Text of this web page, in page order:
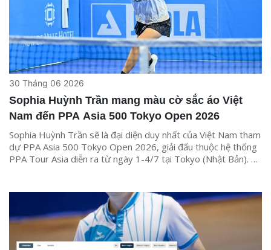
30 Tháng 06 2026
Sophia Huỳnh Trần mang màu cờ sắc áo Việt
Nam đến PPA Asia 500 Tokyo Open 2026
Sophia Huỳnh Trần sẽ là đại diện duy nhất của Việt Nam tham
dự PPA Asia 500 Tokyo Open 2026, giải đấu thuộc hệ thống
PPA Tour Asia diễn ra từ ngày 1-4/7 tại Tokyo (Nhật Bản). Sự
một trong những sân chơi hàng đầu khu vực.